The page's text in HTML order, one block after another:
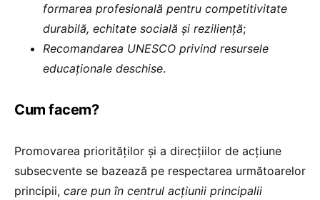
formarea profesională pentru competitivitate
durabilă, echitate socială și reziliență;
Recomandarea UNESCO privind resursele
educaționale deschise.
Cum facem?
Promovarea priorităților și a direcțiilor de acțiune
subsecvente se bazează pe respectarea următoarelor
principii, care pun în centrul acțiunii principalii